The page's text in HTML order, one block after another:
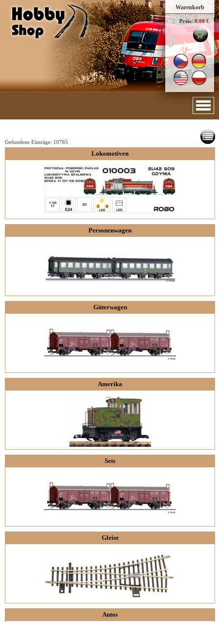
Warenkorb
Preis: 0.00 €
Gefundene Einträge: 10765
Lokomotiven
Personenwagen
Güterwagen
Amerika
Sets
Gleise
Autos